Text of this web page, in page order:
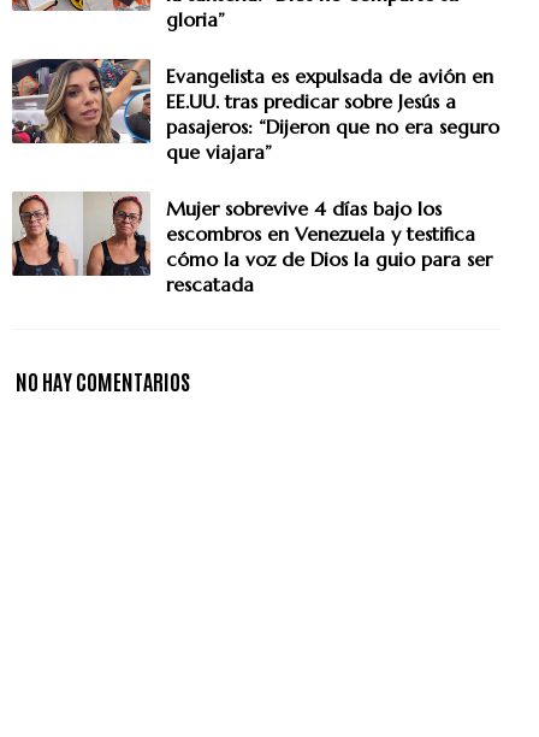
gloria”
Evangelista es expulsada de avión en
EE.UU. tras predicar sobre Jesús a
pasajeros: “Dijeron que no era seguro
que viajara”
Mujer sobrevive 4 días bajo los
escombros en Venezuela y testifica
cómo la voz de Dios la guio para ser
rescatada
NO HAY COMENTARIOS